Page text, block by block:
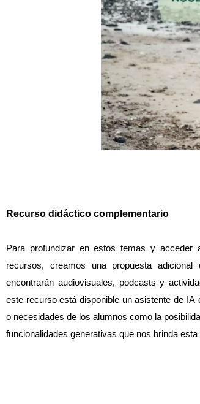
Recurso didáctico complementario
Para profundizar en estos temas y acceder
recursos, creamos una propuesta
encontrarán audiovisuales, podcasts y
este recurso está disponible un asistente de IA
o necesidades de los alumnos como la
funcionalidades generativas que nos brinda esta